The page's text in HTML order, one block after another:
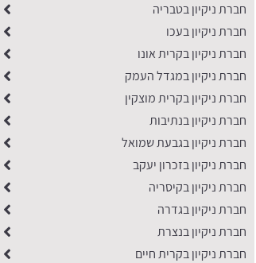
חברת ניקיון בטבריה
חברת ניקיון בעכו
חברת ניקיון בקרית אונו
חברת ניקיון במגדל העמק
חברת ניקיון בקרית מוצקין
חברת ניקיון בנתיבות
חברת ניקיון בגבעת שמואל
חברת ניקיון בזכרון יעקב
חברת ניקיון בקיסריה
חברת ניקיון בגדרה
חברת ניקיון בנצרת
חברת ניקיון בקרית חיים